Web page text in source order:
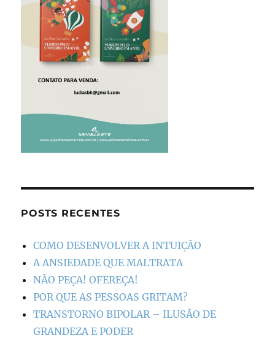
POSTS RECENTES
COMO DESENVOLVER A INTUIÇÃO
A ANSIEDADE QUE MALTRATA
NÃO PEÇA! OFEREÇA!
POR QUE AS PESSOAS GRITAM?
TRANSTORNO BIPOLAR – ILUSÃO DE
GRANDEZA E PODER